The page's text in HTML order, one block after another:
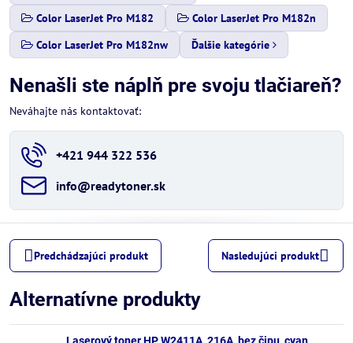
Color LaserJet Pro M182
Color LaserJet Pro M182n
Color LaserJet Pro M182nw
Ďalšie kategórie
Nenašli ste náplň pre svoju tlačiareň?
Neváhajte nás kontaktovať:
+421 944 322 536
info​@readytoner​.sk
Predchádzajúci produkt Nasledujúci produkt
Alternatívne produkty